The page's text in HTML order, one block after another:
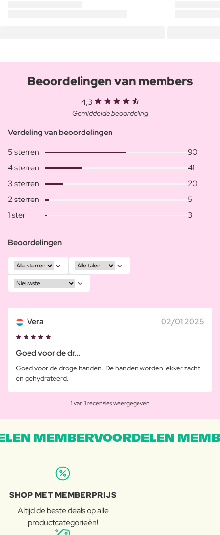
Beoordelingen van members
4,3
Gemiddelde beoordeling
Verdeling van beoordelingen
5 sterren
90
4 sterren
41
3 sterren
20
2 sterren
5
1 ster
3
Beoordelingen
Vera 02/01 2025
Goed voor de dr...
Goed voor de droge handen. De handen worden lekker zacht
en gehydrateerd.
1 van 1 recensies weergegeven
MEMBERVOORDELEN
SHOP MET MEMBERPRIJS
Altijd de beste deals op alle
productcategorieën!